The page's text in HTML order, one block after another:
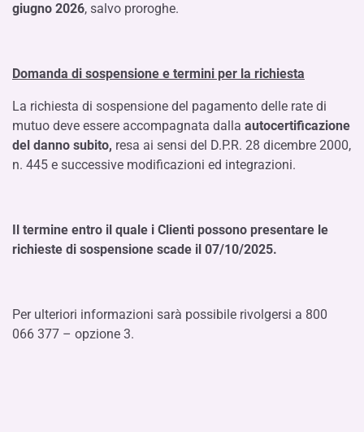
giugno 2026, salvo proroghe.
Domanda di sospensione e termini per la richiesta
La richiesta di sospensione del pagamento delle rate di
mutuo deve essere accompagnata dalla autocertificazione
del danno subito, resa ai sensi del D.P.R. 28 dicembre 2000,
n. 445 e successive modificazioni ed integrazioni.
Il termine entro il quale i Clienti possono presentare le
richieste di sospensione scade il 07/10/2025.
Per ulteriori informazioni sarà possibile rivolgersi a 800
066 377 – opzione 3.